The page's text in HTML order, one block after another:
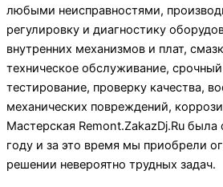
любыми неисправностями,
регулировку и диагностику
внутренних механизмов и плат,
техническое обслуживание,
тестирование, проверку качества,
механических повреждений,
Мастерская Remont.ZakazDj.Ru была
году и за это время мы приобрели
решении невероятно трудных задач.